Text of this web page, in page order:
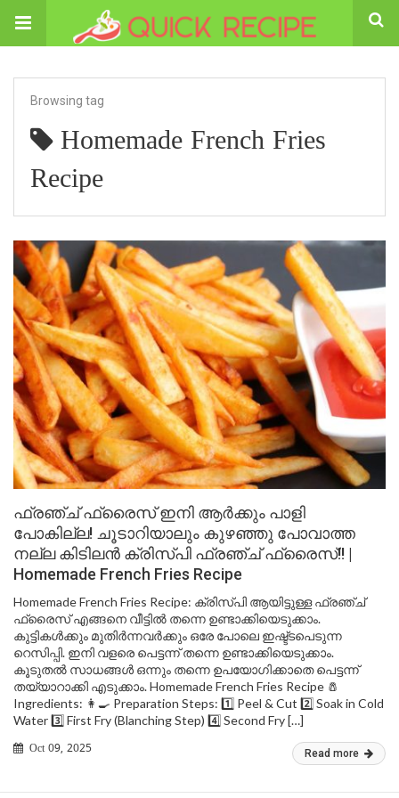
Browsing tag
Homemade French Fries
Recipe
ഫ്രഞ്ച് ഫ്രൈസ് ഇനി ആർക്കും പാളി
പോകില്ല! ചൂടാറിയാലും കുഴഞ്ഞു പോവാത്ത
നല്ല കിടിലൻ ക്രിസ്പി ഫ്രഞ്ച് ഫ്രൈസ്!! |
Homemade French Fries Recipe
Homemade French Fries Recipe: ക്രിസ്പി ആയിട്ടുള്ള ഫ്രഞ്ച്
ഫ്രൈസ് എങ്ങനെ വീട്ടിൽ തന്നെ ഉണ്ടാക്കിയെടുക്കാം.
കുട്ടികൾക്കും മുതിർന്നവർക്കും ഒരേ പോലെ ഇഷ്ട്ടപെടുന്ന
റെസിപ്പി. ഇനി വളരെ പെട്ടന്ന് തന്നെ ഉണ്ടാക്കിയെടുക്കാം.
കൂടുതൽ സാധങ്ങൾ ഒന്നും തന്നെ ഉപയോഗിക്കാതെ പെട്ടന്ന്
തയ്യാറാക്കി എടുക്കാം. Homemade French Fries Recipe 🧂
Ingredients: 👩‍🍳 Preparation Steps: 1️⃣ Peel & Cut 2️⃣ Soak in Cold
Water 3️⃣ First Fry (Blanching Step) 4️⃣ Second Fry […]
Oct 09, 2025 Read more